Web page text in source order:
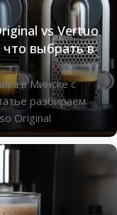
vs Vertuo
выбрать в
в Минске с
разбираем
Original